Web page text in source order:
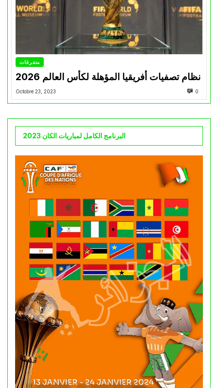
متفرقات
نظام تصفيات أفريقيا المؤهلة لكأس العالم 2026
Octobre 23, 2023 0
البرنامج الكامل لمباريات الكان 2023